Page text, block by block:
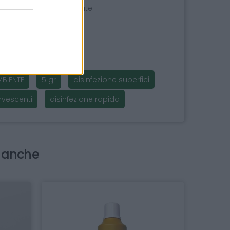
le superfici desiderate.
5 gr
disinfezione superfici
disinfezione rapida